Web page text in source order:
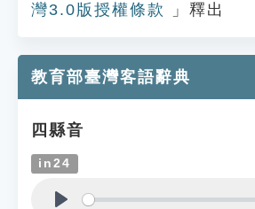
灣3.0版授權條款
」釋出
教育部臺灣客語辭典
四縣音
in24